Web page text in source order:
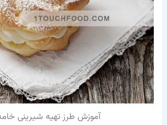
آموزش طرز تهیه شیرینی